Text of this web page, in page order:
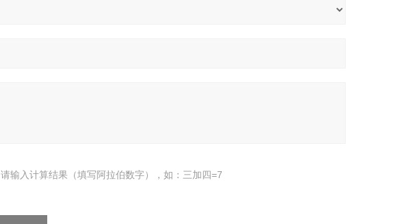
请输入计算结果（填写阿拉伯数字），如：三加四=7